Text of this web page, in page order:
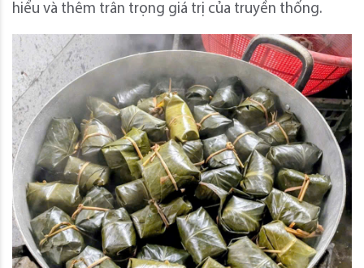
hiểu và thêm trân trọng giá trị của truyền thống.